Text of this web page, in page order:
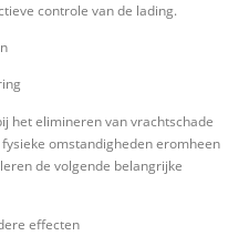
controle van de lading.
het elimineren van vrachtschade
omstandigheden eromheen
de volgende belangrijke
effecten